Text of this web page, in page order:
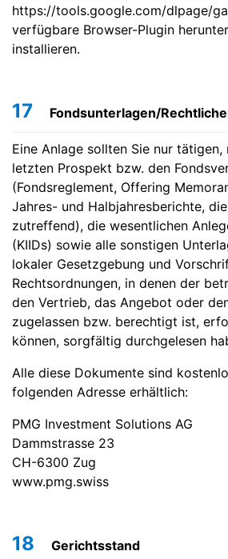
https://tools.google.com/dlpage/
verfügbare Browser-Plugin
installieren.
17 Fondsunterlagen/
Eine Anlage sollten Sie nur tätigen,
letzten Prospekt bzw. den
(Fondsreglement, Offering
Jahres- und Halbjahresberichte,
zutreffend), die wesentlichen
(KIIDs) sowie alle sonstigen
lokaler Gesetzgebung und
Rechtsordnungen, in denen der
den Vertrieb, das Angebot oder
zugelassen bzw. berechtigt ist,
können, sorgfältig durchgelesen
Alle diese Dokumente sind
folgenden Adresse erhältlich:
PMG Investment Solutions AG
Dammstrasse 23
CH-6300 Zug
www.pmg.swiss
18 Gerichtsstand